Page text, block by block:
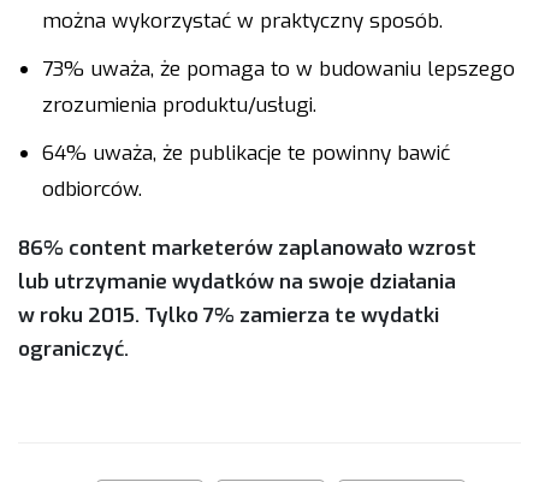
można wykorzystać w praktyczny sposób.
73% uważa, że pomaga to w budowaniu lepszego
zrozumienia produktu/usługi.
64% uważa, że publikacje te powinny bawić
odbiorców.
86% content marketerów zaplanowało wzrost
lub utrzymanie wydatków na swoje działania
w roku 2015. Tylko 7% zamierza te wydatki
ograniczyć.